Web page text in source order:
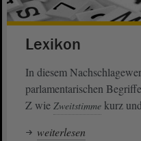
Lexikon
In diesem
parlamentarischen
Z wie Zweitstimme kurz
weiterlesen